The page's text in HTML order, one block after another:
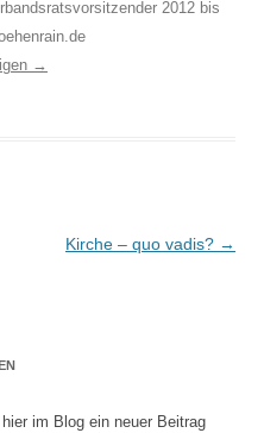
2012 bis
→
Kirche – quo vadis? →
im Blog ein neuer Beitrag